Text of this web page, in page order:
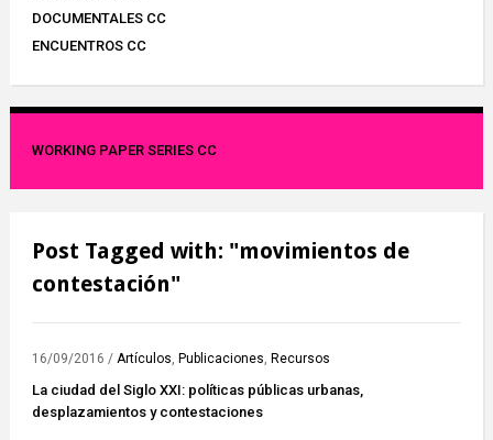
DOCUMENTALES CC
ENCUENTROS CC
WORKING PAPER SERIES CC
Post Tagged with: "movimientos de
contestación"
16/09/2016 / Artículos, Publicaciones, Recursos
La ciudad del Siglo XXI: políticas públicas urbanas,
desplazamientos y contestaciones